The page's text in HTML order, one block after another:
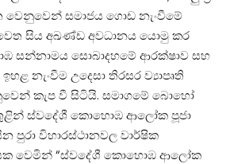
වෙනුවෙන් සමාජය ගොඩ නැංවීමේ
සිය අඛණ්ඩ අවධානය යොමු කර
සන්නාමය සොබාදහමේ ආරක්ෂාව සහ
නැංවීම උදෙසා තිරසර ව්‍යාපෘති
කැප වී සිටියි. සමාගමේ බොහෝ
ස්වදේශී කොහොඹ ආලෝක පූජා
පුරා විහාරස්ථානවල වාර්ෂික
වෙමින් “ස්වදේශී කොහොඹ ආලෝක